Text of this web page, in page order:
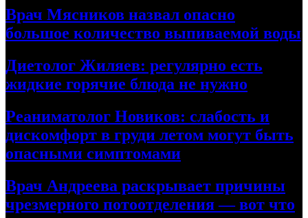
Врач Мясников назвал опасно
большое количество выпиваемой воды
Диетолог Жиляев: регулярно есть
жидкие горячие блюда не нужно
Реаниматолог Новиков: слабость и
дискомфорт в груди летом могут быть
опасными симптомами
Врач Андреева раскрывает причины
чрезмерного потоотделения — вот что